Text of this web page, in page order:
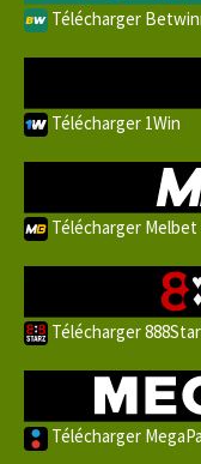
Télécharger
Télécharger 1Win
Télécharger Melbet
Télécharger
Télécharger